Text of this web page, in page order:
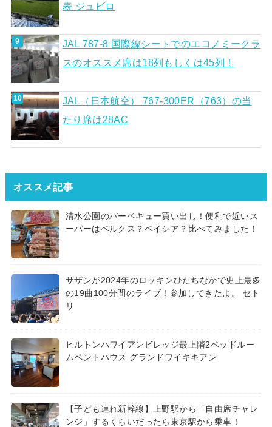
表 ジュビロ
JAL 787-8 国際線シートでのエコノミークラ
スのオススメ席は18列もしくは45列！
JAL（日本航空） 767-300ER（763）の当
たり席は28AC
オススメ記事
清水公園のバーベキュー買い出し！便利で近いス
ーパーはベルクス？ベイシア？比べてみました！
サザンが2024年のロッキンひたちなかで史上最多
の19曲100分間のライブ！参加してきたよ。 セト
リ
ヒルトンハワイアンビレッジ最上階2ベッドルー
ムペントハウス グランドワイキキアン
【子ども連れ新幹線】上野駅から「自由席チャレ
ンジ」するくらいだったら東京駅から乗車！